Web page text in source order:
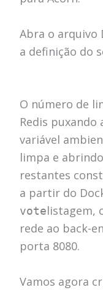
Abra o arquivo
a definição do
O número de
Redis puxando
variável
limpa e
restantes
a partir do
votelistagem,
rede ao back-
porta 8080.
Vamos agora